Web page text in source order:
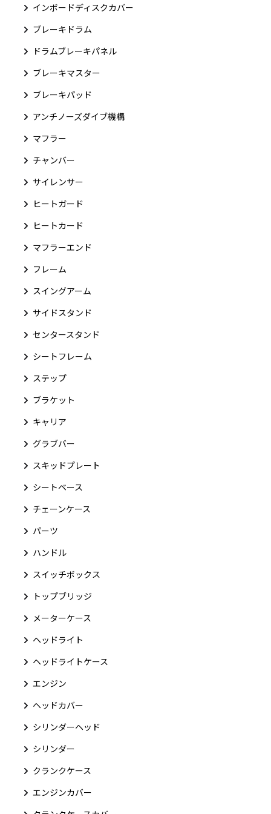
インボードディスクカバー
ブレーキドラム
ドラムブレーキパネル
ブレーキマスター
ブレーキパッド
アンチノーズダイブ機構
マフラー
チャンバー
サイレンサー
ヒートガード
ヒートカード
マフラーエンド
フレーム
スイングアーム
サイドスタンド
センタースタンド
シートフレーム
ステップ
ブラケット
キャリア
グラブバー
スキッドプレート
シートベース
チェーンケース
パーツ
ハンドル
スイッチボックス
トップブリッジ
メーターケース
ヘッドライト
ヘッドライトケース
エンジン
ヘッドカバー
シリンダーヘッド
シリンダー
クランクケース
エンジンカバー